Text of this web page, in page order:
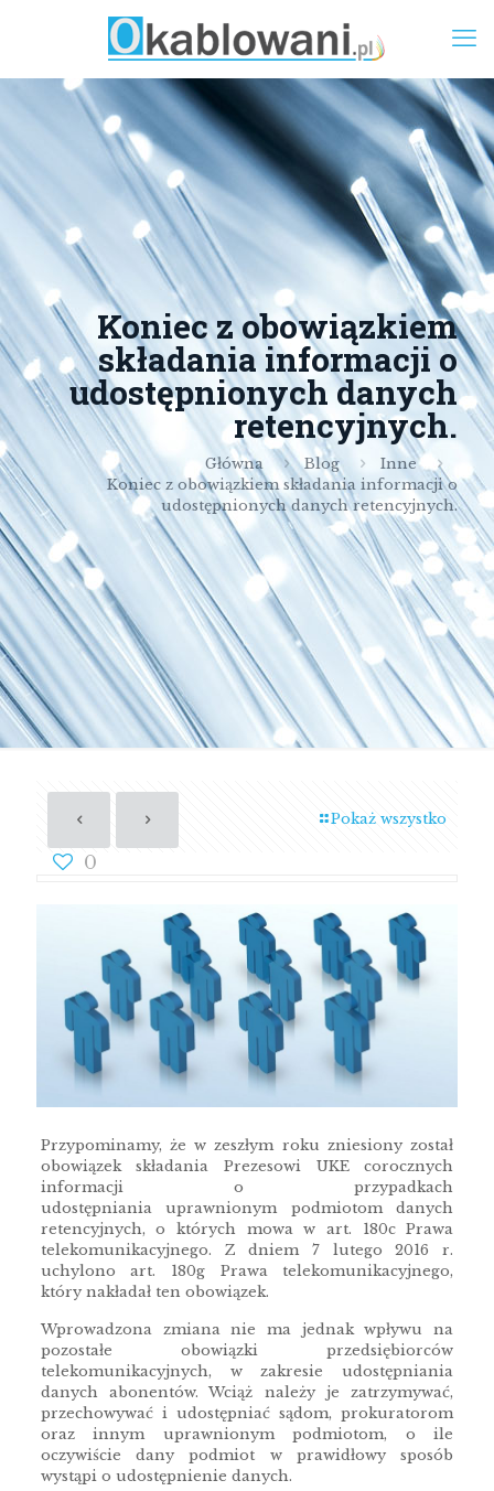
Koniec z obowiązkiem
składania informacji o
udostępnionych danych
retencyjnych.
Główna Blog
Inne
Koniec z obowiązkiem składania informacji o
udostępnionych danych retencyjnych.
Pokaż wszystko
0
Przypominamy, że w zeszłym roku zniesiony został
obowiązek składania Prezesowi UKE corocznych
informacji o przypadkach
udostępniania uprawnionym podmiotom danych
retencyjnych, o których mowa w art. 180c Prawa
telekomunikacyjnego. Z dniem 7 lutego 2016 r.
uchylono art. 180g Prawa telekomunikacyjnego,
który nakładał ten obowiązek.
Wprowadzona zmiana nie ma jednak wpływu na
pozostałe obowiązki przedsiębiorców
telekomunikacyjnych, w zakresie udostępniania
danych abonentów. Wciąż należy je zatrzymywać,
przechowywać i udostępniać sądom, prokuratorom
oraz innym uprawnionym podmiotom, o ile
oczywiście dany podmiot w prawidłowy sposób
wystąpi o udostępnienie danych.